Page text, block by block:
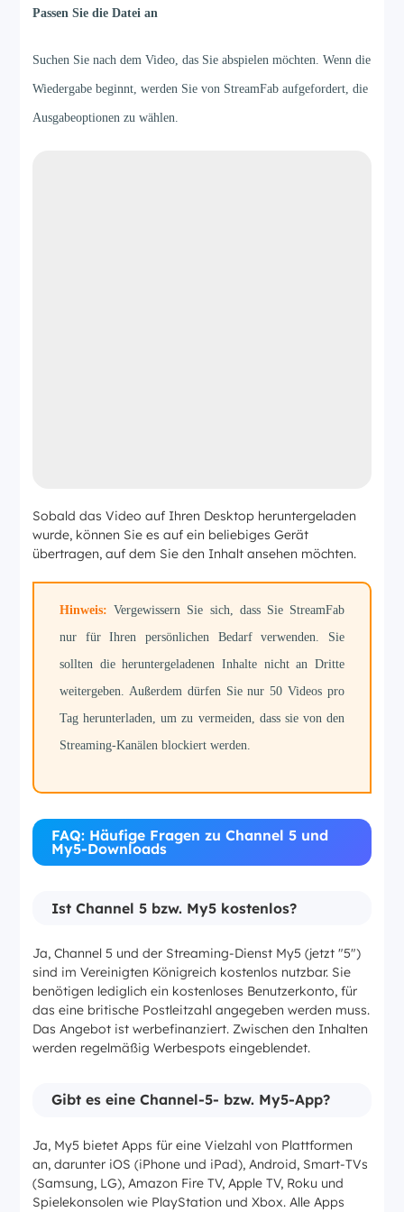
Passen Sie die Datei an
Suchen Sie nach dem Video, das Sie abspielen möchten. Wenn die
Wiedergabe beginnt, werden Sie von StreamFab aufgefordert, die
Ausgabeoptionen zu wählen.
Sobald das Video auf Ihren Desktop heruntergeladen
wurde, können Sie es auf ein beliebiges Gerät
übertragen, auf dem Sie den Inhalt ansehen möchten.
Hinweis: Vergewissern Sie sich, dass Sie StreamFab
nur für Ihren persönlichen Bedarf verwenden. Sie
sollten die heruntergeladenen Inhalte nicht an Dritte
weitergeben. Außerdem dürfen Sie nur 50 Videos pro
Tag herunterladen, um zu vermeiden, dass sie von den
Streaming-Kanälen blockiert werden.
FAQ: Häufige Fragen zu Channel 5 und
My5-Downloads
Ist Channel 5 bzw. My5 kostenlos?
Ja, Channel 5 und der Streaming-Dienst My5 (jetzt "5")
sind im Vereinigten Königreich kostenlos nutzbar. Sie
benötigen lediglich ein kostenloses Benutzerkonto, für
das eine britische Postleitzahl angegeben werden muss.
Das Angebot ist werbefinanziert. Zwischen den Inhalten
werden regelmäßig Werbespots eingeblendet.
Gibt es eine Channel-5- bzw. My5-App?
Ja, My5 bietet Apps für eine Vielzahl von Plattformen
an, darunter iOS (iPhone und iPad), Android, Smart-TVs
(Samsung, LG), Amazon Fire TV, Apple TV, Roku und
Spielekonsolen wie PlayStation und Xbox. Alle Apps